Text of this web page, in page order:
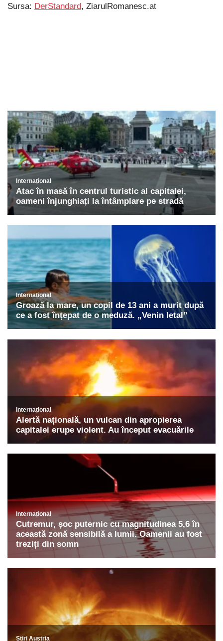
Sursa: DerStandard, ZiarulRomanesc.at